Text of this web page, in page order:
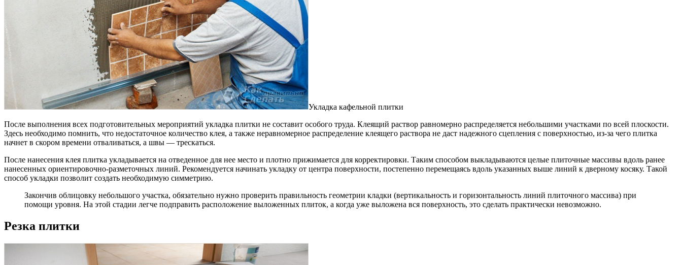
Укладка кафельной плитки
После выполнения всех подготовительных мероприятий укладка плитки не составит особого труда. Клеящий раствор равномерно распределяется небольшими участками по всей плоскости.
Здесь необходимо помнить, что недостаточное количество клея, а также неравномерное распределение клеящего раствора не даст надежного сцепления с поверхностью, из-за чего плитка
начнет в скором времени отваливаться, а швы — трескаться.
После нанесения клея плитка укладывается на отведенное для нее место и плотно прижимается для корректировки. Таким способом выкладываются целые плиточные массивы вдоль ранее
нанесенных ориентировочно-разметочных линий. Рекомендуется начинать укладку от центра поверхности, постепенно перемещаясь вдоль указанных выше линий к дверному косяку. Такой
способ укладки позволит создать необходимую симметрию.
Закончив облицовку небольшого участка, обязательно нужно проверить правильность геометрии кладки (вертикальность и горизонтальность линий плиточного массива) при
помощи уровня. На этой стадии легче подправить расположение выложенных плиток, а когда уже выложена вся поверхность, это сделать практически невозможно.
Резка плитки